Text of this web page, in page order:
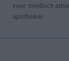
voor medisch
apotheker.